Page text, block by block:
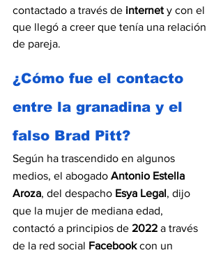
contactado a través de internet y con el
que llegó a creer que tenía una relación
de pareja.
¿Cómo fue el contacto
entre la granadina y el
falso Brad Pitt?
Según ha trascendido en algunos
medios, el abogado Antonio Estella
Aroza, del despacho Esya Legal, dijo
que la mujer de mediana edad,
contactó a principios de 2022 a través
de la red social Facebook con un